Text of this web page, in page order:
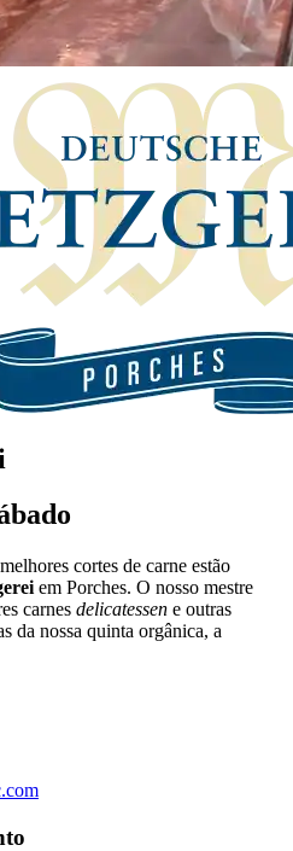
cortes de carne estão
em Porches. O nosso mestre
carnes delicatessen e outras
da nossa quinta orgânica, a